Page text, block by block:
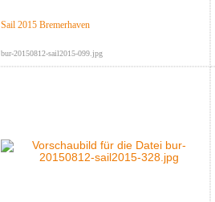
Sail 2015 Bremerhaven
bur-20150812-sail2015-099.jpg